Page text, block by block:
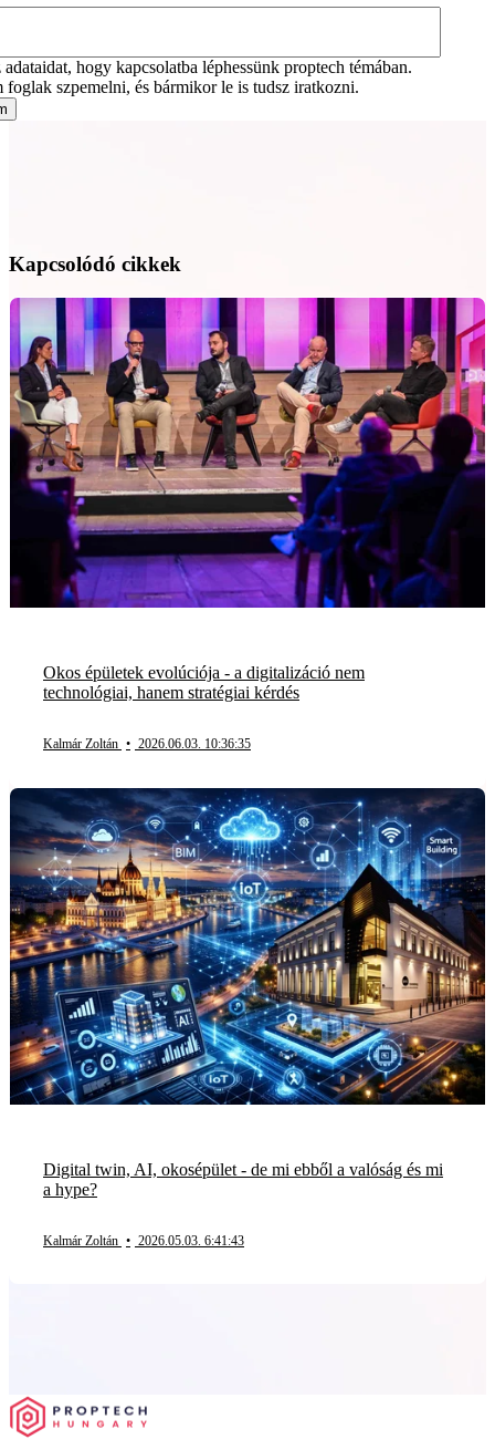
hogy kapcsolatba léphessünk proptech témában.
foglak szpemelni, és bármikor le is tudsz iratkozni.
Kapcsolódó cikkek
Okos épületek evolúciója - a digitalizáció nem
technológiai, hanem stratégiai kérdés
Kalmár Zoltán • 2026.06.03. 10:36:35
Digital twin, AI, okosépület - de mi ebből a valóság és mi
a hype?
Kalmár Zoltán • 2026.05.03. 6:41:43